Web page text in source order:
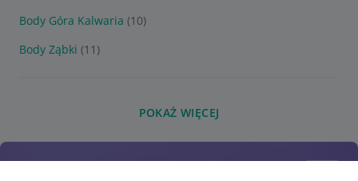
Body Góra Kalwaria (10)
Body Ząbki (11)
POKAŻ WIĘCEJ